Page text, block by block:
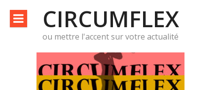
contenu
CIRCUMFLEX
ou mettre l'accent sur votre actualité